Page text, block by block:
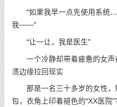
“如果我早一点先使用系统
我——”
“让一让，我是医生”
一个冷静却带着疲惫的女声
溃边缘拉回现实
那是一名三十多岁的女性，
包，衣角上印着褪色的“XX医院